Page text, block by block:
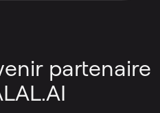
partenaire